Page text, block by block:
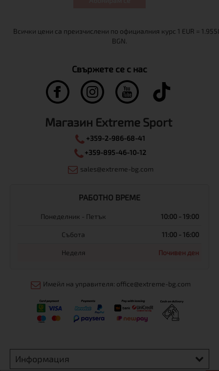
Свържете се с нас
Магазин Extreme Sport
+359-2-986-68-41
+359-895-46-10-12
sales@extreme-bg.com
РАБОТНО ВРЕМЕ
Понеделник - Петък 10:00 - 19:00
Събота 11:00 - 16:00
Неделя Почивен ден
Имейл на управителя: office@extreme-bg.com
Информация